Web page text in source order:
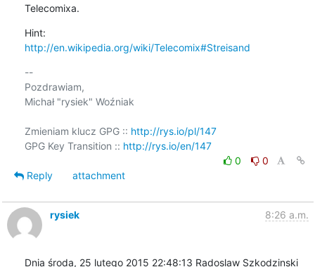
Telecomixa.
http://en.wikipedia.org/wiki/Telecomix#Streisand
--
Pozdrawiam,
Michał "rysiek" Woźniak
Zmieniam klucz GPG :: http://rys.io/pl/147
GPG Key Transition :: http://rys.io/en/147
0
0
Reply
attachment
rysiek 8:26 a.m.
Dnia środa, 25 lutego 2015 22:48:13 Radoslaw Szkodzinski